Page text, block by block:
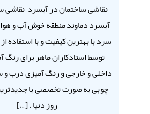
نقاشی ساختمان در آبسرد نقاشی
آبسرد دماوند منطقه خوش آب و هوا
سرد با بهترین کیفیت و با استفاده
توسط استادکاران ماهر برای رنگ
داخلی و خارجی و رنگ آمیزی درب
چوبی به صورت تخصصی با
روز دنیا . […]